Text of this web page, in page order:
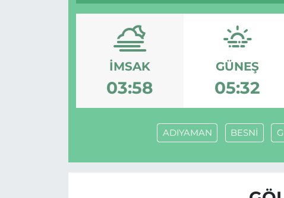
İMSAK
03:58
GÜNEŞ
05:32
ADIYAMAN BESNİ